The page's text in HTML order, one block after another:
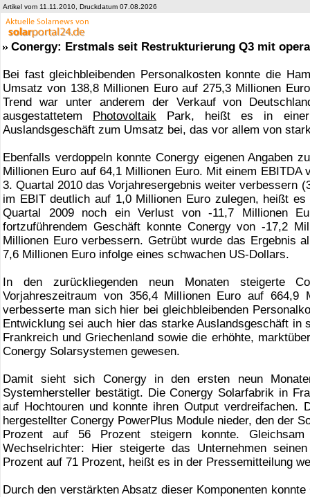
Artikel vom 11.11.2010, Druckdatum 07.08.2026
Conergy: Erstmals seit Restrukturierung Q3 mit
Bei fast gleichbleibenden Personalkosten konnte die
Umsatz von 138,8 Millionen Euro auf 275,3 Millionen
Trend war unter anderem der Verkauf von
ausgestattetem Photovoltaik Park, heißt es in einer
Auslandsgeschäft zum Umsatz bei, das vor allem von
Ebenfalls verdoppeln konnte Conergy eigenen Angaben
Millionen Euro auf 64,1 Millionen Euro. Mit einem
3. Quartal 2010 das Vorjahresergebnis weiter verbessern
im EBIT deutlich auf 1,0 Millionen Euro zulegen, heißt
Quartal 2009 noch ein Verlust von -11,7 Millionen
fortzuführendem Geschäft konnte Conergy von -17,2
Millionen Euro verbessern. Getrübt wurde das Ergebnis
7,6 Millionen Euro infolge eines schwachen US-Dollars.
In den zurückliegenden neun Monaten steigerte
Vorjahreszeitraum von 356,4 Millionen Euro auf 664,9
verbesserte man sich hier bei gleichbleibenden
Entwicklung sei auch hier das starke Auslandsgeschäft in
Frankreich und Griechenland sowie die erhöhte,
Conergy Solarsystemen gewesen.
Damit sieht sich Conergy in den ersten neun
Systemhersteller bestätigt. Die Conergy Solarfabrik in
auf Hochtouren und konnte ihren Output
hergestellter Conergy PowerPlus Module nieder, den der
Prozent auf 56 Prozent steigern konnte.
Wechselrichter: Hier steigerte das Unternehmen
Prozent auf 71 Prozent, heißt es in der Pressemitteilung
Durch den verstärkten Absatz dieser Komponenten